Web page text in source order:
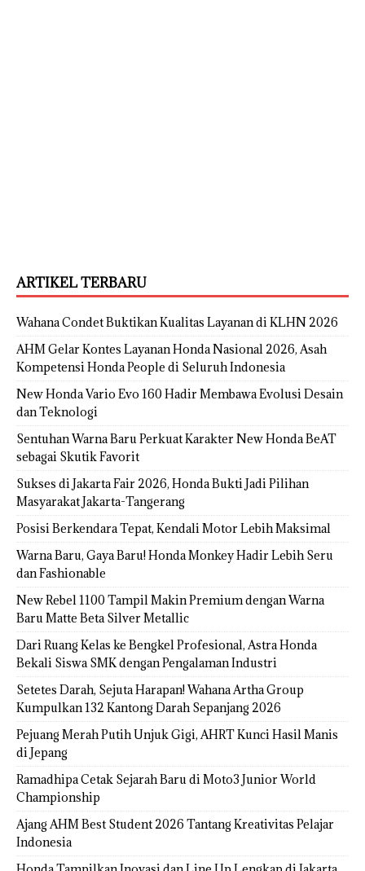
ARTIKEL TERBARU
Wahana Condet Buktikan Kualitas Layanan di KLHN 2026
AHM Gelar Kontes Layanan Honda Nasional 2026, Asah
Kompetensi Honda People di Seluruh Indonesia
New Honda Vario Evo 160 Hadir Membawa Evolusi Desain
dan Teknologi
Sentuhan Warna Baru Perkuat Karakter New Honda BeAT
sebagai Skutik Favorit
Sukses di Jakarta Fair 2026, Honda Bukti Jadi Pilihan
Masyarakat Jakarta-Tangerang
Posisi Berkendara Tepat, Kendali Motor Lebih Maksimal
Warna Baru, Gaya Baru! Honda Monkey Hadir Lebih Seru
dan Fashionable
New Rebel 1100 Tampil Makin Premium dengan Warna
Baru Matte Beta Silver Metallic
Dari Ruang Kelas ke Bengkel Profesional, Astra Honda
Bekali Siswa SMK dengan Pengalaman Industri
Setetes Darah, Sejuta Harapan! Wahana Artha Group
Kumpulkan 132 Kantong Darah Sepanjang 2026
Pejuang Merah Putih Unjuk Gigi, AHRT Kunci Hasil Manis
di Jepang
Ramadhipa Cetak Sejarah Baru di Moto3 Junior World
Championship
Ajang AHM Best Student 2026 Tantang Kreativitas Pelajar
Indonesia